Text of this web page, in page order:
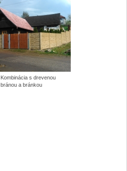
Kombinácia s drevenou
bránou a bránkou